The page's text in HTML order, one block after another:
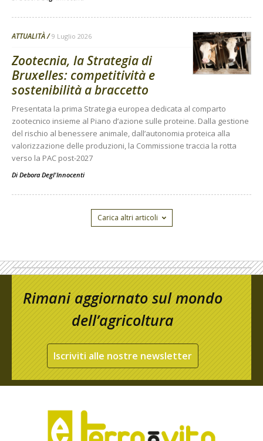
ATTUALITÀ 9 Luglio 2026
Zootecnia, la Strategia di
Bruxelles: competitività e
sostenibilità a braccetto
Presentata la prima Strategia europea dedicata al comparto
zootecnico insieme al Piano d’azione sulle proteine. Dalla gestione
del rischio al benessere animale, dall’autonomia proteica alla
valorizzazione delle produzioni, la Commissione traccia la rotta
verso la PAC post-2027
Di Debora Degl'Innocenti
Carica altri articoli
Rimani aggiornato sul mondo
dell’agricoltura
Iscriviti alle nostre newsletter